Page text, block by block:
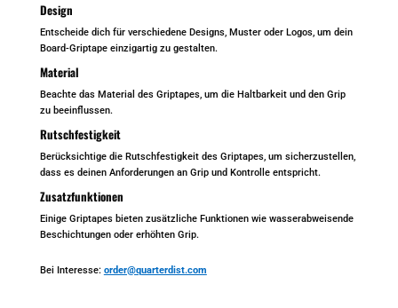
Design
Entscheide dich für verschiedene Designs, Muster oder Logos, um dein
Board-Griptape einzigartig zu gestalten.
Material
Beachte das Material des Griptapes, um die Haltbarkeit und den Grip
zu beeinflussen.
Rutschfestigkeit
Berücksichtige die Rutschfestigkeit des Griptapes, um sicherzustellen,
dass es deinen Anforderungen an Grip und Kontrolle entspricht.
Zusatzfunktionen
Einige Griptapes bieten zusätzliche Funktionen wie wasserabweisende
Beschichtungen oder erhöhten Grip.
Bei Interesse: order@quarterdist.com